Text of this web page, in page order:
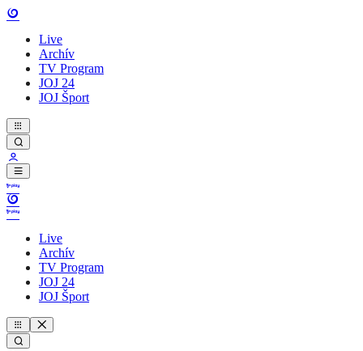
Live
Archív
TV Program
JOJ 24
JOJ Šport
Live
Archív
TV Program
JOJ 24
JOJ Šport